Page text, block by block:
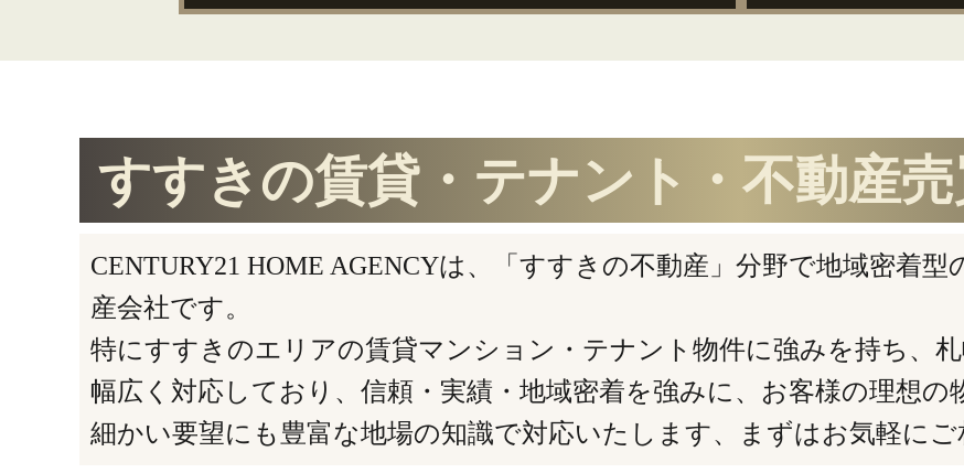
すすきの賃貸・テナント・ 不動産
CENTURY21 HOME AGENCYは、「すすきの不動産」分野で地域密着
産会社です。
特にすすきのエリアの賃貸マンション・テナント物件に強みを持ち、
幅広く対応しており、信頼・実績・地域密着を強みに、お客様の理想の
細かい要望にも豊富な地場の知識で対応いたします、まずはお気軽にご